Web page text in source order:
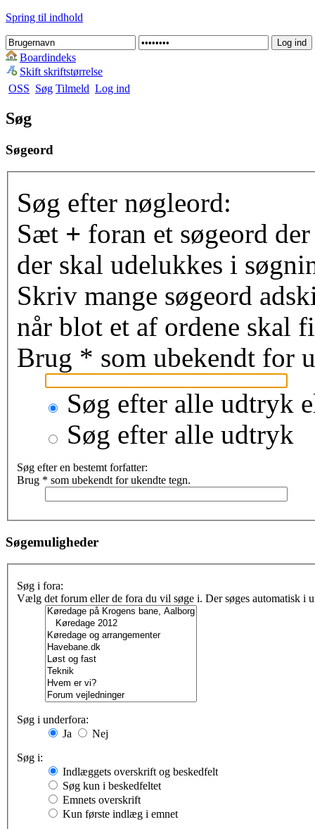
Spring til indhold
Boardindeks
Skift skriftstørrelse
OSS Søg Tilmeld Log ind
Søg
Søgeord
Søg efter nøgleord:
Sæt + foran et søgeord
der skal udelukkes i
Skriv mange søgeord
når blot et af ordene skal
Brug * som ubekendt for
Søg efter alle udtryk
Søg efter alle udtryk
Søg efter en bestemt forfatter:
Brug * som ubekendt for ukendte tegn.
Søgemuligheder
Søg i fora:
Vælg det forum eller de fora du vil søge i. Der søges automatisk i
Søg i underfora:
Ja
Nej
Søg i:
Indlæggets overskrift og beskedfelt
Søg kun i beskedfeltet
Emnets overskrift
Kun første indlæg i emnet